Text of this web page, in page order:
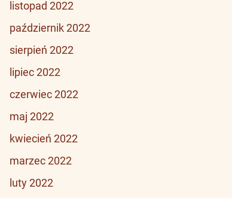
listopad 2022
październik 2022
sierpień 2022
lipiec 2022
czerwiec 2022
maj 2022
kwiecień 2022
marzec 2022
luty 2022